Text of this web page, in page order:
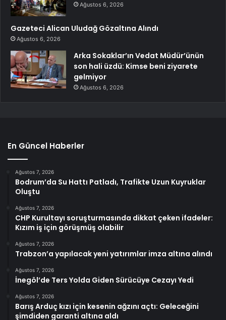
Ağustos 6, 2026
Gazeteci Alican Uludağ Gözaltına Alındı
Ağustos 6, 2026
Arka Sokaklar’ın Vedat Müdür’ünün
son hali üzdü: Kimse beni ziyarete
gelmiyor
Ağustos 6, 2026
En Güncel Haberler
Ağustos 7, 2026
Bodrum’da Su Hattı Patladı, Trafikte Uzun Kuyruklar
Oluştu
Ağustos 7, 2026
CHP Kurultayı soruşturmasında dikkat çeken ifadeler:
Kızım iş için görüşmüş olabilir
Ağustos 7, 2026
Trabzon’a yapılacak yeni yatırımlar imza altına alındı
Ağustos 7, 2026
İnegöl’de Ters Yolda Giden Sürücüye Cezayı Yedi
Ağustos 7, 2026
Barış Arduç kızı için kesenin ağzını açtı: Geleceğini
şimdiden garanti altına aldı